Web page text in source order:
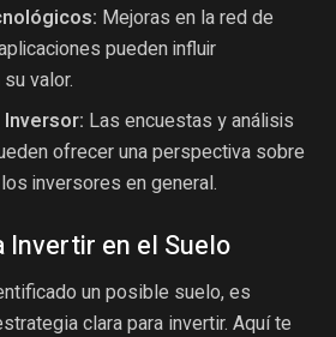
Mejoras en la red de
pueden influir
valor.
Las encuestas y análisis
ofrecer una perspectiva sobre
inversores en general.
Invertir en el Suelo
un posible suelo, es
clara para invertir. Aquí te